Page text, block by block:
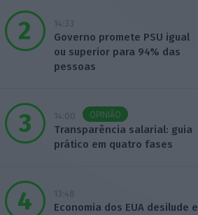
14:33
Governo promete PSU igual
ou superior para 94% das
pessoas
14:00 OPINIÃO
Transparência salarial: guia
prático em quatro fases
13:48
Economia dos EUA desilude e